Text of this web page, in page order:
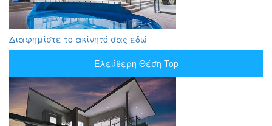
Διαφημίστε το ακίνητό σας εδώ
Ελεύθερη Θέση Top